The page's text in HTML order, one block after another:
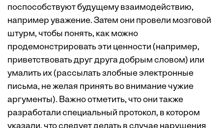
поспособствуют будущему взаимодействию,
например уважение. Затем они провели мозговой
штурм, чтобы понять, как можно
продемонстрировать эти ценности (например,
приветствовать друг друга добрым словом) или
умалить их (рассылать злобные электронные
письма, не желая принять во внимание чужие
аргументы). Важно отметить, что они также
разработали специальный протокол, в котором